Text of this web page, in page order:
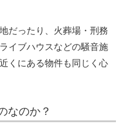
だったり、火葬場・刑務
イブハウスなどの騒音施
くにある物件も同じく心
なのか？